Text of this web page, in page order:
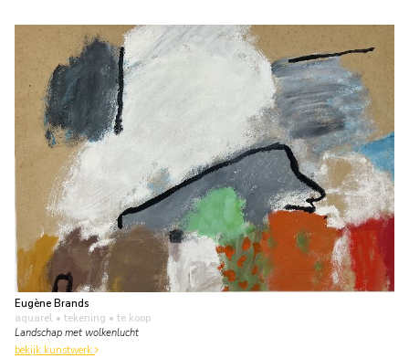
Eugène Brands
aquarel • tekening • te koop
Landschap met wolkenlucht
bekijk kunstwerk